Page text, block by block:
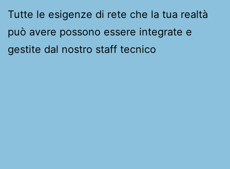
Tutte le esigenze di rete che la tua realtà
può avere possono essere integrate e
gestite dal nostro staff tecnico